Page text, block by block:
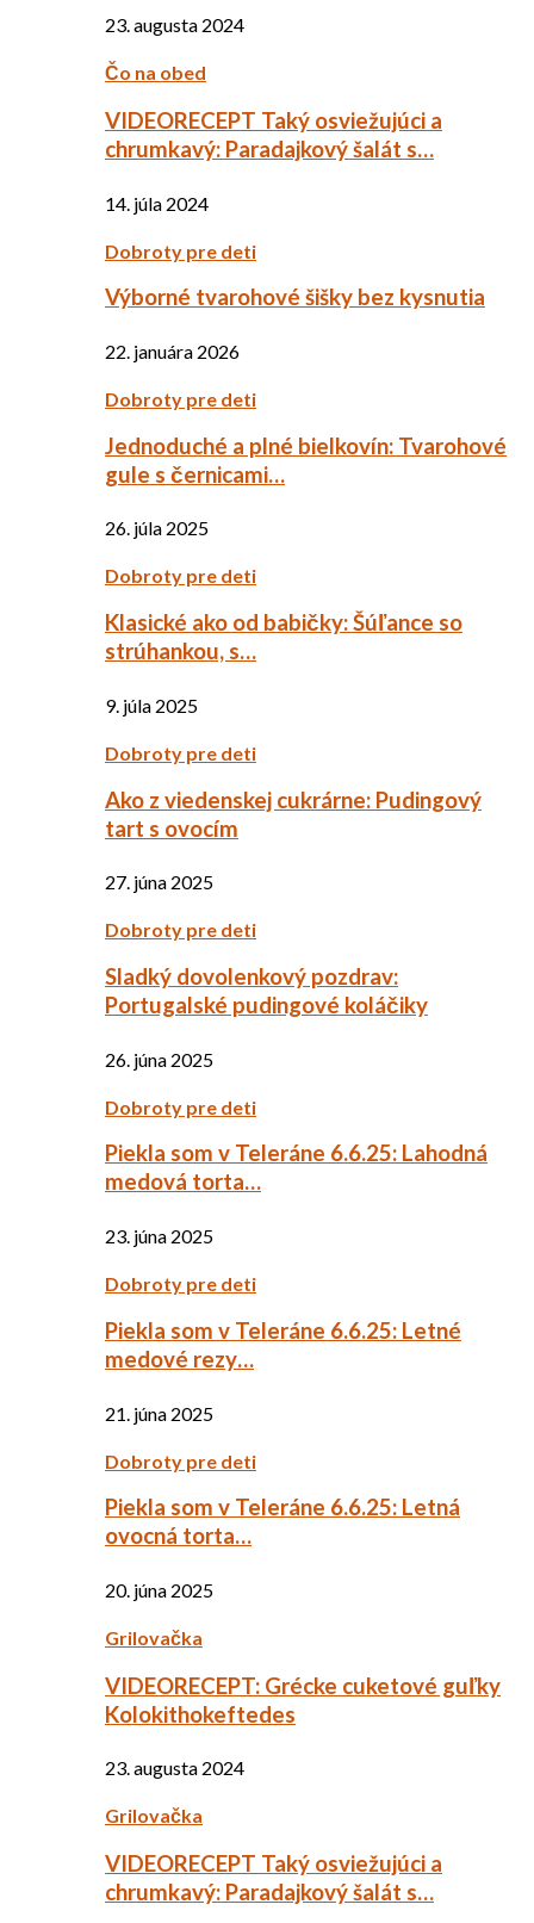
23. augusta 2024
Čo na obed
VIDEORECEPT Taký osviežujúci a
chrumkavý: Paradajkový šalát s…
14. júla 2024
Dobroty pre deti
Výborné tvarohové šišky bez kysnutia
22. januára 2026
Dobroty pre deti
Jednoduché a plné bielkovín: Tvarohové
gule s černicami…
26. júla 2025
Dobroty pre deti
Klasické ako od babičky: Šúľance so
strúhankou, s…
9. júla 2025
Dobroty pre deti
Ako z viedenskej cukrárne: Pudingový
tart s ovocím
27. júna 2025
Dobroty pre deti
Sladký dovolenkový pozdrav:
Portugalské pudingové koláčiky
26. júna 2025
Dobroty pre deti
Piekla som v Teleráne 6.6.25: Lahodná
medová torta…
23. júna 2025
Dobroty pre deti
Piekla som v Teleráne 6.6.25: Letné
medové rezy…
21. júna 2025
Dobroty pre deti
Piekla som v Teleráne 6.6.25: Letná
ovocná torta…
20. júna 2025
Grilovačka
VIDEORECEPT: Grécke cuketové guľky
Kolokithokeftedes
23. augusta 2024
Grilovačka
VIDEORECEPT Taký osviežujúci a
chrumkavý: Paradajkový šalát s…